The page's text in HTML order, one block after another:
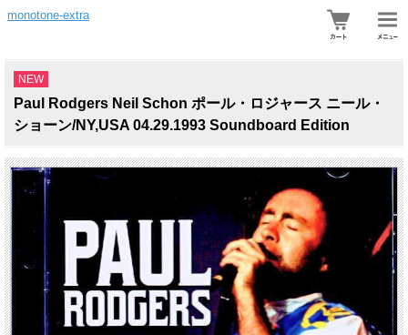
monotone-extra
NEW
Paul Rodgers Neil Schon ポール・ロジャース ニール・
ショーン/NY,USA 04.29.1993 Soundboard Edition